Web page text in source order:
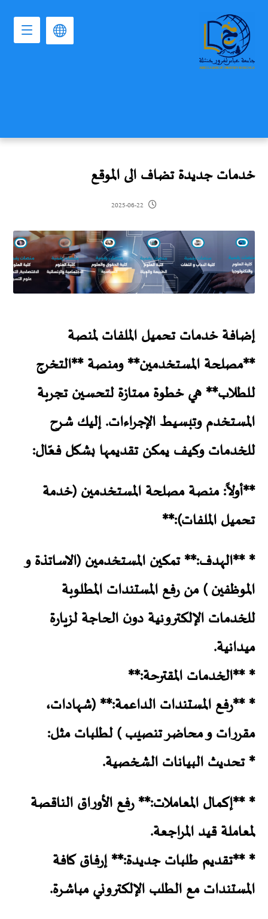
خدمات جديدة تضاف الى الموقع
2025-06-22
إضافة خدمات تحميل الملفات لمنصة
**مصلحة المستخدمين** ومنصة**التخرج
للطلاب**هي خطوة ممتازة لتحسين تجربة
المستخدم وتبسيط الإجراءات. إليك شرح
للخدمات وكيف يمكن تقديمها بشكل فعّال:
**أولاً: منصة مصلحة المستخدمين (خدمة
تحميل الملفات):**
* **الهدف:**تمكين المستخدمين (الاساتذة و
الموظفين ) من رفع المستندات المطلوبة
للخدمات الإلكترونية دون الحاجة لزيارة
ميدانية.
* **الخدمات المقترحة:**
* **رفع المستندات الداعمة:** (شهادات،
مقررات و محاضر تنصيب ) لطلبات مثل:
* تحديث البيانات الشخصية.
* **إكمال المعاملات:** رفع الأوراق الناقصة
لمعاملة قيد المراجعة.
* **تقديم طلبات جديدة:** إرفاق كافة
المستندات مع الطلب الإلكتروني مباشرة.